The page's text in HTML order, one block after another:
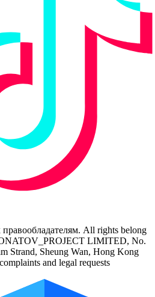
All rights belong
LIMITED, No.
Strand, Sheung Wan, Hong Kong
and legal requests